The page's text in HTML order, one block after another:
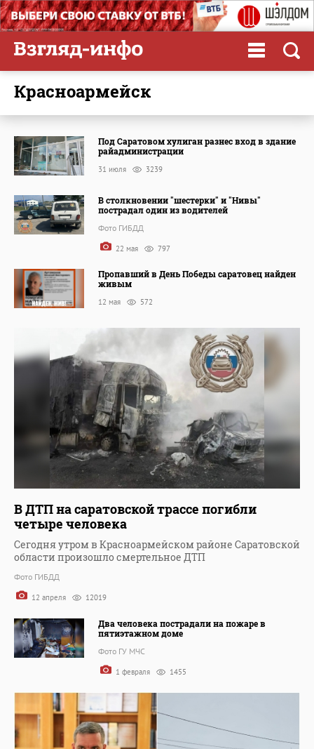
Красноармейск
Под Саратовом хулиган разнес вход в здание
райадминистрации
31 июля 3239
В столкновении "шестерки" и "Нивы"
пострадал один из водителей
Фото ГИБДД
22 мая 797
Пропавший в День Победы саратовец найден
живым
12 мая 572
В ДТП на саратовской трассе погибли
четыре человека
Сегодня утром в Красноармейском районе Саратовской
области произошло смертельное ДТП
Фото ГИБДД
12 апреля 12019
Два человека пострадали на пожаре в
пятиэтажном доме
Фото ГУ МЧС
1 февраля 1455